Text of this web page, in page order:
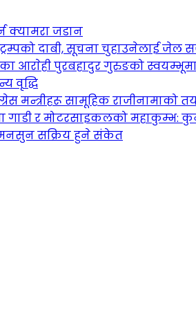
क्यामरा जडान
दाबी, सूचना चुहाउनेलाई जेल
आराेही पुरबहादुर गुरुङको
वृद्धि
मन्त्रीहरू सामूहिक राजीनामाको
गाडी र मोटरसाइकलको महाकुम्भ:
मनसुन सक्रिय हुने संकेत